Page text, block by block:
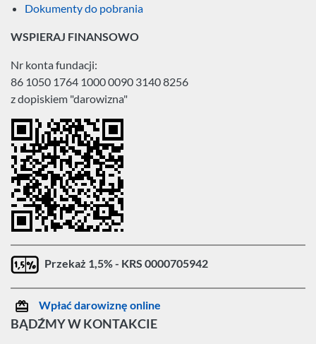
Dokumenty do pobrania
WSPIERAJ FINANSOWO
Nr konta fundacji:
86 1050 1764 1000 0090 3140 8256
z dopiskiem "darowizna"
Przekaż 1,5% - KRS 0000705942
Wpłać darowiznę online
BĄDŹMY W KONTAKCIE